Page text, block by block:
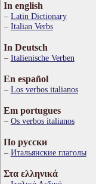
In english
Latin Dictionary
Italian Verbs
In Deutsch
Italienische Verben
En español
Los verbos italianos
Em portugues
Os verbos italianos
По русски
Итальянские глаголы
Στα ελληνικά